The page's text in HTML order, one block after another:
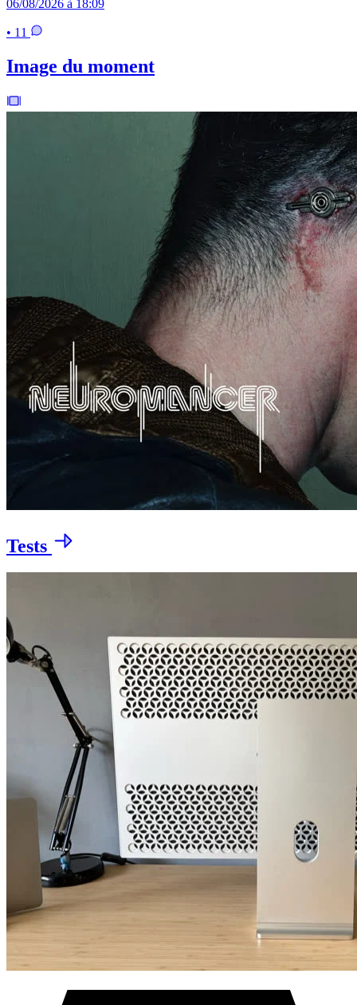
06/08/2026 à 18:09
• 11
Image du moment
Tests